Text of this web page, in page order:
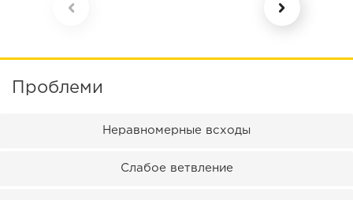
Проблеми
Неравномерные всходы
Слабое ветвление